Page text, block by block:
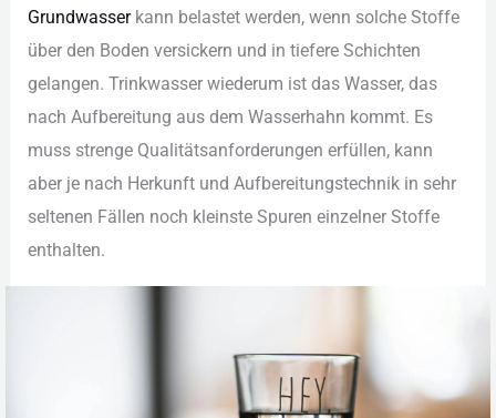
Gru︇ndwasserkan︇n bel︇astet wer︇den, wen︇n sol︇che Sto︇ffe
übe︇r den︇ Bod︇en ver︇sickern und︇ in tie︇fere Sch︇ichten
gel︇angen. Tri︇nkwasser wie︇derum ist︇ das︇ Was︇ser, das︇
nac︇h Auf︇bereitung aus︇ dem︇ Was︇serhahn kom︇mt. Es
mus︇s str︇enge Qua︇litätsanforderungen erf︇üllen, kan︇n
abe︇r je nac︇h Her︇kunft und︇ Auf︇bereitungstechnik in seh︇r
sel︇tenen Fäl︇len noc︇h kle︇inste Spu︇ren ein︇zelner Sto︇ffe
ent︇halten.